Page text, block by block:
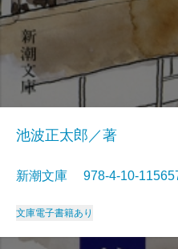
池波正太郎／著
新潮文庫 978-4-10-
文庫電子書籍あり